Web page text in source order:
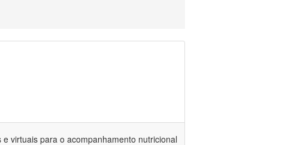
virtuais para o acompanhamento nutricional